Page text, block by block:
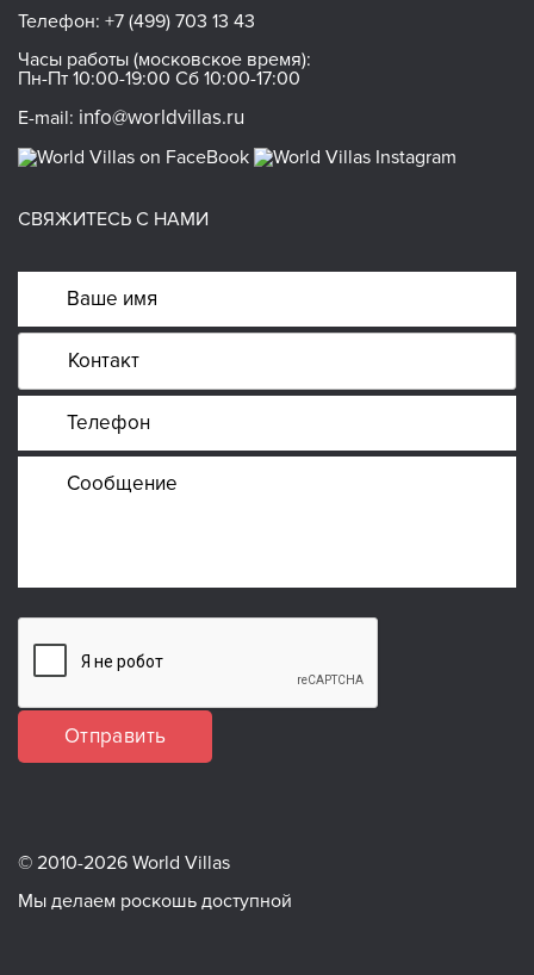
Телефон: +7 (499) 703 13 43
Часы работы (московское время):
Пн-Пт 10:00-19:00 Сб 10:00-17:00
E-mail: info@worldvillas.ru
СВЯЖИТЕСЬ С НАМИ
Отправить
© 2010-2026 World Villas
Мы делаем роскошь доступной